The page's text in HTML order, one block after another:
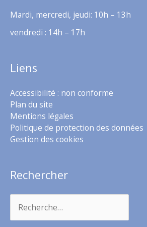
Mardi, mercredi, jeudi: 10h – 13h
vendredi : 14h – 17h
Liens
Accessibilité : non conforme
Plan du site
Mentions légales
Politique de protection des données
Gestion des cookies
Rechercher